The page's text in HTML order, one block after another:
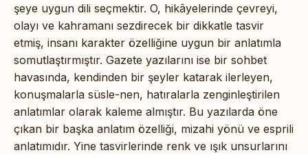
şeye uygun dili seçmektir. O, hikâyelerinde çevreyi,
olayı ve kahramanı sezdirecek bir dikkatle tasvir
etmiş, insanı karakter özelliğine uygun bir anlatımla
somutlaştırmıştır. Gazete yazılarını ise bir sohbet
havasında, kendinden bir şeyler katarak ilerleyen,
konuşmalarla süsle-nen, hatıralarla zenginleştirilen
anlatımlar olarak kaleme almıştır. Bu yazılarda öne
çıkan bir başka anlatım özelliği, mizahi yönü ve esprili
anlatımıdır. Yine tasvirlerinde renk ve ışık unsurlarını